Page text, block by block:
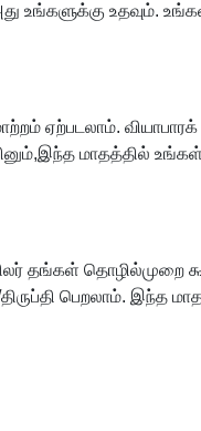
உங்களுக்கு உதவும்.
ஏற்படலாம்.
மாதத்தில்
தங்கள் தொழில்முறை
பெறலாம். இந்த